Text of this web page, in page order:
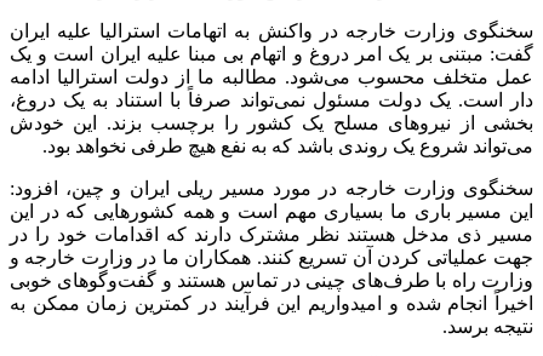
سخنگوی وزارت خارجه در واکنش به اتهامات استرالیا علیه ایران
گفت: مبتنی بر یک امر دروغ و اتهام بی مبنا علیه ایران است و یک
عمل متخلف محسوب می‌شود. مطالبه ما از دولت استرالیا ادامه
دار است. یک دولت مسئول نمی‌تواند صرفاً با استناد به یک دروغ،
بخشی از نیروهای مسلح یک کشور را برچسب بزند. این خودش
می‌تواند شروع یک روندی باشد که به نفع هیچ طرفی نخواهد بود.
سخنگوی وزارت خارجه در مورد مسیر ریلی ایران و چین، افزود:
این مسیر باری ما بسیاری مهم است و همه کشورهایی که در این
مسیر ذی مدخل هستند نظر مشترک دارند که اقدامات خود را در
جهت عملیاتی کردن آن تسریع کنند. همکاران ما در وزارت خارجه و
وزارت راه با طرف‌های چینی در تماس هستند و گفت‌وگوهای خوبی
اخیراً انجام شده و امیدواریم این فرآیند در کمترین زمان ممکن به
نتیجه برسد.